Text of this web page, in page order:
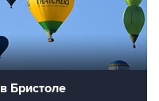
Бристоле